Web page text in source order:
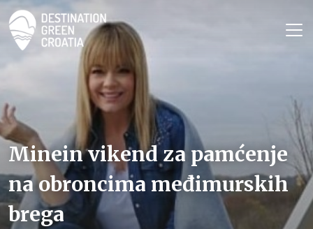
Minein vikend za pamćenje
na obroncima međimurskih
brega